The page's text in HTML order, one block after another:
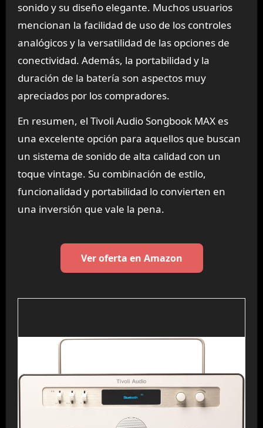
sonido y su diseño elegante. Muchos usuarios
mencionan la facilidad de uso de los controles
analógicos y la versatilidad de las opciones de
conectividad. Además, la portabilidad y la
duración de la batería son aspectos muy
apreciados por los compradores.
En resumen, el Tivoli Audio Songbook MAX es
una excelente opción para aquellos que buscan
un sistema de sonido de alta calidad con un
toque vintage. Su combinación de estilo,
funcionalidad y portabilidad lo convierten en
una inversión que vale la pena.
Ver oferta en Amazon